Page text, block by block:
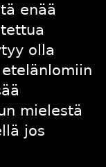
enää
olla
mielestä
jos